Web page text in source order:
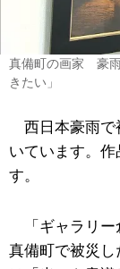
真備町の画家 豪
きたい」
西日本豪雨で
いています。
す。
「ギャラリー
真備町で被災